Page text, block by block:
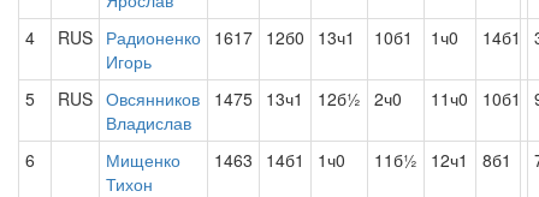
4 RUS Радионенко
Игорь
1617 12б0 13ч1 10б1 1ч0 14б1
5 RUS Овсянников
Владислав
1475 13ч1 12б½ 2ч0 11ч0 10б1
6
Мищенко
Тихон
1463 14б1 1ч0 11б½ 12ч1 8б1